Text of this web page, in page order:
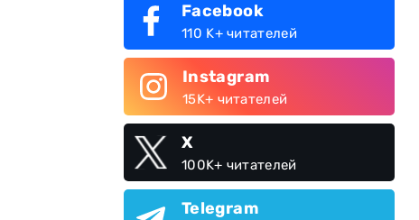
Facebook
110 K+ читателей
Instagram
15K+ читателей
X
100K+ читателей
Telegram